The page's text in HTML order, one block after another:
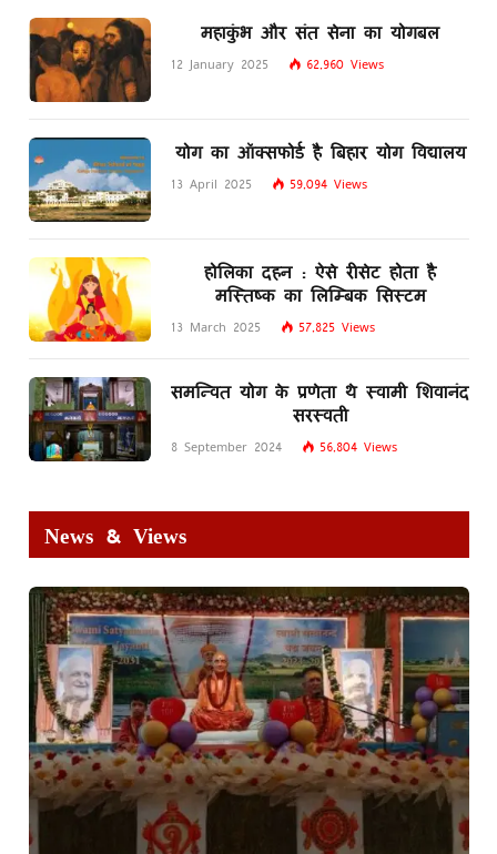
महाकुंभ और संत सेना का योगबल
12 January 2025 62,960 Views
योग का ऑक्सफोर्ड है बिहार योग विद्यालय
13 April 2025 59,094 Views
होलिका दहन : ऐसे रीसेट होता है
मस्तिष्क का लिम्बिक सिस्टम
13 March 2025 57,825 Views
समन्वित योग के प्रणेता थे स्वामी शिवानंद
सरस्वती
8 September 2024 56,804 Views
News & Views